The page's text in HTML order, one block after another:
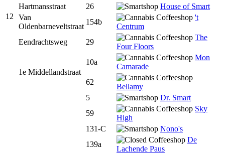
12
Hartmansstraat
26
House of Smart
Van
Oldenbarneveltstraat
154b
't
Centrum
Eendrachtsweg
29
The
Four Floors
1e Middellandstraat
10a
Mon
Camarade
62
Bellamy
5
Dr. Smart
59
Sky
High
131-C
Nono's
139a
De
Lachende Paus